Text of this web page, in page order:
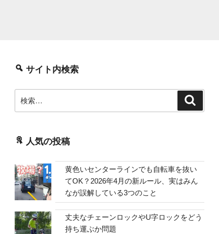
サイト内検索
索:
人気の投稿
黄色いセンターラインでも自転車を抜い
てOK？2026年4月の新ルール、実はみん
なが誤解している3つのこと
丈夫なチェーンロックやU字ロックをどう
持ち運ぶか問題